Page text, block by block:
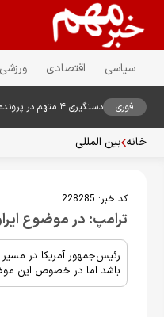
سیاسی اقتصادی ورزشی
فوری دستگیری ۴ متهم در پرونده قتل حمیدرضا رجب‌زاده؛ تحقیقات درباره ابعاد پرونده ادامه دارد
خانه بین المللی
کد خبر: 228285
ترامپ: در موضوع
رئیس‌جمهور آمریکا در
باشد اما در خصوص این